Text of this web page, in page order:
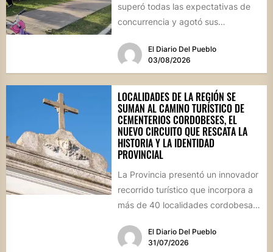
superó todas las expectativas de
concurrencia y agotó sus
marco, el...El Diario Del Pueblo
03/08/2026
LOCALIDADES DE LA REGIÓN SE
SUMAN AL CAMINO TURÍSTICO DE
CEMENTERIOS CORDOBESES, EL
NUEVO CIRCUITO QUE RESCATA LA
HISTORIA Y LA IDENTIDAD
PROVINCIAL
La Provincia presentó un innovador
recorrido turístico que incorpora a
más de 40 localidades cordobesas
patrimonial....El Diario Del Pueblo
31/07/2026